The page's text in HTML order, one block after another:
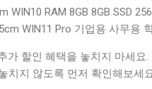
WIN10 RAM 8GB 8GB SSD
WIN11 Pro 기업용 사무용
가 할인 혜택을 놓치지 마세요.
치지 않도록 먼저 확인해보세